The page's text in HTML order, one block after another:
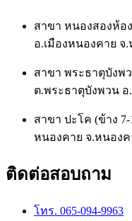
สาขา หนองสองห้อ
อ.เมืองหนองคาย จ
สาขา พระธาตุบังพ
ต.พระธาตุบังพวน อ
สาขา ปะโค (ข้าง
หนองคาย จ.หนองค
ติดต่อสอบถาม
โทร. 065-094-9963